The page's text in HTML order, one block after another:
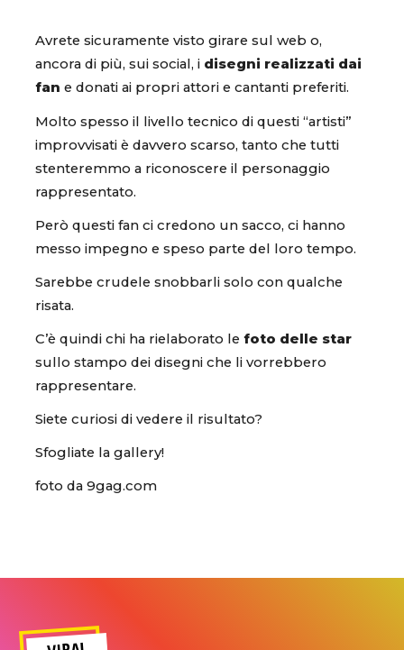
Avrete sicuramente visto girare sul web o,
ancora di più, sui social, i disegni realizzati dai
fan e donati ai propri attori e cantanti preferiti.
Molto spesso il livello tecnico di questi “artisti”
improvvisati è davvero scarso, tanto che tutti
stenteremmo a riconoscere il personaggio
rappresentato.
Però questi fan ci credono un sacco, ci hanno
messo impegno e speso parte del loro tempo.
Sarebbe crudele snobbarli solo con qualche
risata.
C’è quindi chi ha rielaborato le foto delle star
sullo stampo dei disegni che li vorrebbero
rappresentare.
Siete curiosi di vedere il risultato?
Sfogliate la gallery!
foto da 9gag.com